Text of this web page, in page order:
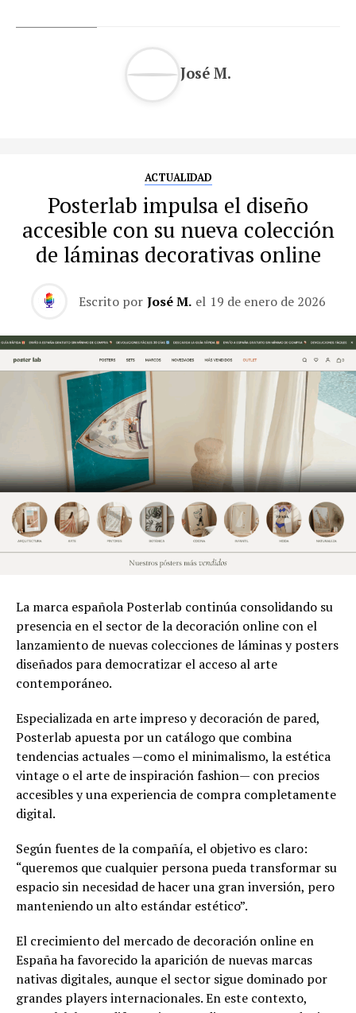
José M.
ACTUALIDAD
Posterlab impulsa el diseño
accesible con su nueva colección
de láminas decorativas online
Escrito por José M. el 19 de enero de 2026
La marca española Posterlab continúa consolidando su
presencia en el sector de la decoración online con el
lanzamiento de nuevas colecciones de láminas y posters
diseñados para democratizar el acceso al arte
contemporáneo.
Especializada en arte impreso y decoración de pared,
Posterlab apuesta por un catálogo que combina
tendencias actuales —como el minimalismo, la estética
vintage o el arte de inspiración fashion— con precios
accesibles y una experiencia de compra completamente
digital.
Según fuentes de la compañía, el objetivo es claro:
“queremos que cualquier persona pueda transformar su
espacio sin necesidad de hacer una gran inversión, pero
manteniendo un alto estándar estético”.
El crecimiento del mercado de decoración online en
España ha favorecido la aparición de nuevas marcas
nativas digitales, aunque el sector sigue dominado por
grandes players internacionales. En este contexto,